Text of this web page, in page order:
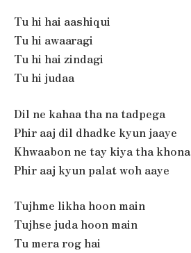
Tu hi hai aashiqui
Tu hi awaaragi
Tu hi hai zindagi
Tu hi judaa
Dil ne kahaa tha na tadpega
Phir aaj dil dhadke kyun jaaye
Khwaabon ne tay kiya tha khona
Phir aaj kyun palat woh aaye
Tujhme likha hoon main
Tujhse juda hoon main
Tu mera rog hai